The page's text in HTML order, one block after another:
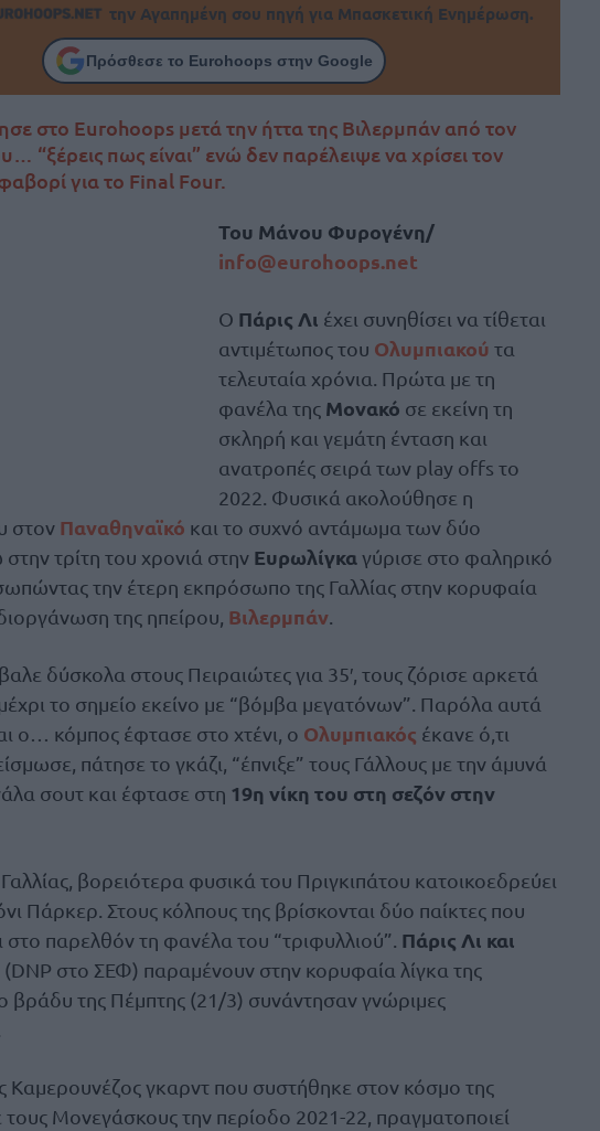
την Αγαπημένη σου πηγή για Μπασκετική Ενημέρωση.
Πρόσθεσε το Eurohoops στην Google
στο Eurohoops μετά την ήττα της Βιλερμπάν από τον
“ξέρεις πως είναι” ενώ δεν παρέλειψε να χρίσει τον
για το Final Four.
Του Μάνου Φυρογένη/
info@eurohoops.net
Ο Πάρις Λι έχει συνηθίσει να τίθεται
αντιμέτωπος του Ολυμπιακού τα
τελευταία χρόνια. Πρώτα με τη
φανέλα της Μονακό σε εκείνη τη
σκληρή και γεμάτη ένταση και
ανατροπές σειρά των play offs το
2022. Φυσικά ακολούθησε η
στον Παναθηναϊκό και το συχνό αντάμωμα των δύο
τρίτη του χρονιά στην Ευρωλίγκαγύρισε στο φαληρικό
την έτερη εκπρόσωπο της Γαλλίας στην κορυφαία
της ηπείρου, Βιλερμπάν
δύσκολα στους Πειραιώτες για 35′, τους ζόρισε αρκετά
το σημείο εκείνο με “βόμβα μεγατόνων”. Παρόλα αυτά
ο… κόμπος έφτασε στο χτένι, ο Ολυμπιακός έκανε ό,τι
πάτησε το γκάζι, “έπνιξε” τους Γάλλους με την άμυνά
σουτ και έφτασε στη 19η νίκη του στη σεζόν στην
βορειότερα φυσικά του Πριγκιπάτου κατοικοεδρεύει
Πάρκερ. Στους κόλπους της βρίσκονται δύο παίκτες που
παρελθόν τη φανέλα του “τριφυλλιού”. Πάρις Λι και
(DNP στο ΣΕΦ) παραμένουν στην κορυφαία λίγκα της
βράδυ της Πέμπτης (21/3) συνάντησαν γνώριμες
γκαρντ που συστήθηκε στον κόσμο της
Μονεγάσκους την περίοδο 2021-22, πραγματοποιεί